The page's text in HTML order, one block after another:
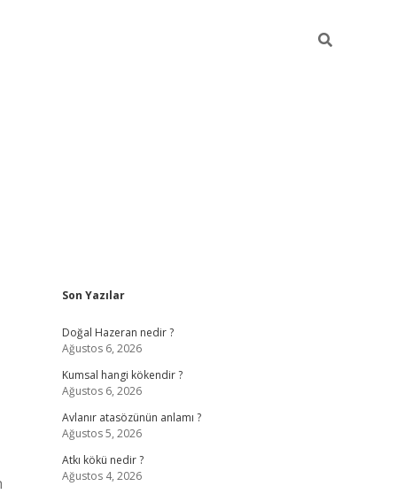
Sidebar
Son Yazılar
Doğal Hazeran nedir ?
Ağustos 6, 2026
Kumsal hangi kökendir ?
Ağustos 6, 2026
Avlanır atasözünün anlamı ?
Ağustos 5, 2026
Atkı kökü nedir ?
Ağustos 4, 2026